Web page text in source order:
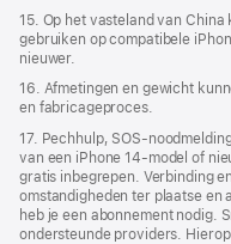
15. Op het vasteland van
gebruiken op compatibele
nieuwer.
16. Afmetingen en gewicht
en fabricageproces.
17. Pechhulp,
van een iPhone 14-model of
gratis inbegrepen. Verbinding
omstandigheden ter plaatse
heb je een abonnement nodig.
ondersteunde providers.